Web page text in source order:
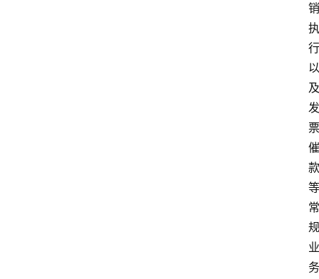
销
执
行
以
及
发
票
催
款
等
常
规
业
务